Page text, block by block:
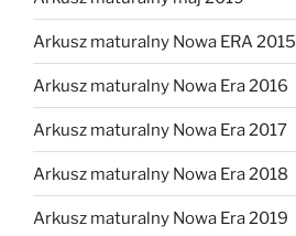
Arkusz maturalny Nowa ERA 2015
Arkusz maturalny Nowa Era 2016
Arkusz maturalny Nowa Era 2017
Arkusz maturalny Nowa Era 2018
Arkusz maturalny Nowa Era 2019